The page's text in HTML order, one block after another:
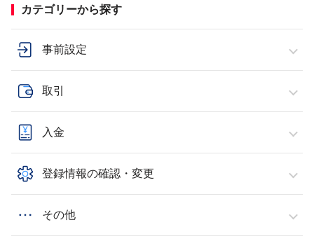
カテゴリーから探す
事前設定
取引
入金
登録情報の確認・変更
その他